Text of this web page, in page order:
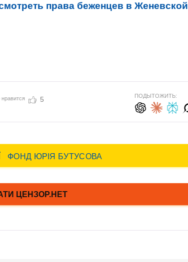
права беженцев в Женевской
5 ПОДЫТОЖИТЬ: